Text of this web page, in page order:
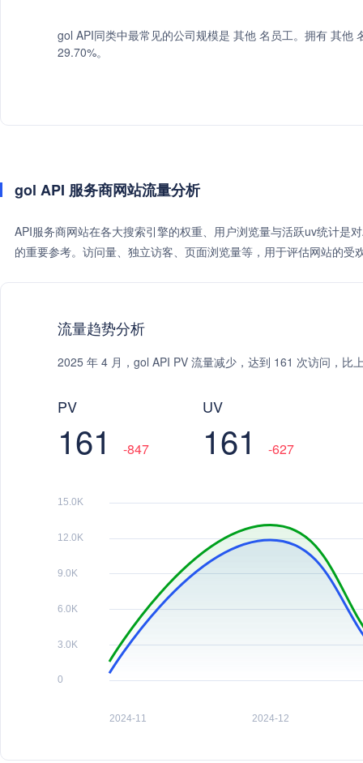
gol API同类中最常见的公司规模是 其他 名员工。拥有 其他
29.70%。
gol API 服务商网站流量分析
API服务商网站在各大搜索引擎的权重、用户浏览量与活跃uv统计是
的重要参考。访问量、独立访客、页面浏览量等，用于评估网站的
流量趋势分析
2025 年 4 月，gol API PV 流量减少，达到 161 次访问，
PV
161 -847
UV
161 -627